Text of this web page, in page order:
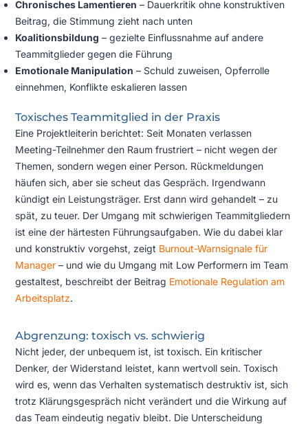
Chronisches Lamentieren – Dauerkritik ohne konstruktiven
Beitrag, die Stimmung zieht nach unten
Koalitionsbildung – gezielte Einflussnahme auf andere
Teammitglieder gegen die Führung
Emotionale Manipulation – Schuld zuweisen, Opferrolle
einnehmen, Konflikte eskalieren lassen
Toxisches Teammitglied in der Praxis
Eine Projektleiterin berichtet: Seit Monaten verlassen
Meeting-Teilnehmer den Raum frustriert – nicht wegen der
Themen, sondern wegen einer Person. Rückmeldungen
häufen sich, aber sie scheut das Gespräch. Irgendwann
kündigt ein Leistungsträger. Erst dann wird gehandelt – zu
spät, zu teuer. Der Umgang mit schwierigen Teammitgliedern
ist eine der härtesten Führungsaufgaben. Wie du dabei klar
und konstruktiv vorgehst, zeigt Burnout-Warnsignale für
Manager– und wie du Umgang mit Low Performern im Team
gestaltest, beschreibt der Beitrag Emotionale Regulation am
Arbeitsplatz.
Abgrenzung: toxisch vs. schwierig
Nicht jeder, der unbequem ist, ist toxisch. Ein kritischer
Denker, der Widerstand leistet, kann wertvoll sein. Toxisch
wird es, wenn das Verhalten systematisch destruktiv ist, sich
trotz Klärungsgespräch nicht verändert und die Wirkung auf
das Team eindeutig negativ bleibt. Die Unterscheidung